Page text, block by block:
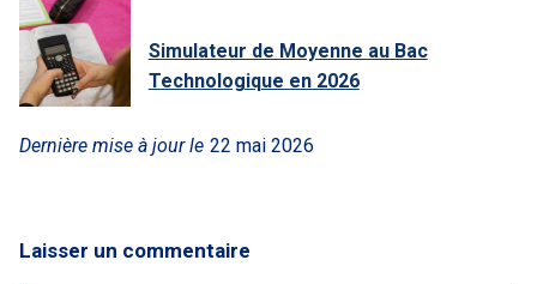
Simulateur de Moyenne au Bac
Technologique en 2026
Dernière mise à jour le 22 mai 2026
Laisser un commentaire